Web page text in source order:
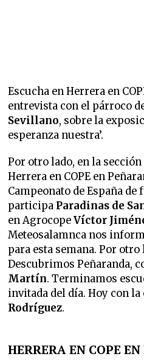
Escucha en Herrera en
entrevista con el párroco
Sevillano, sobre la
esperanza nuestra’.
Por otro lado, en la
Herrera en COPE en
Campeonato de España de
participa Paradinas de
en AgrocopeVíctor
Meteosalamnca nos
para esta semana. Por otro
Descubrimos Peñaranda,
Martín. Terminamos
invitada del día. Hoy con
Rodríguez.
HERRERA EN COPE